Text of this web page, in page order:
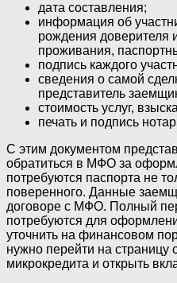
дата составления;
информация об
рождения доверителя
проживания,
подпись каждого
сведения о самой
представитель
стоимость услуг,
печать и подпись
С этим документом
обратиться в МФО за
потребуются паспорта не
поверенного. Данные
договоре с МФО. Полный
потребуются для
уточнить на финансовом
нужно перейти на
микрокредита и открыть